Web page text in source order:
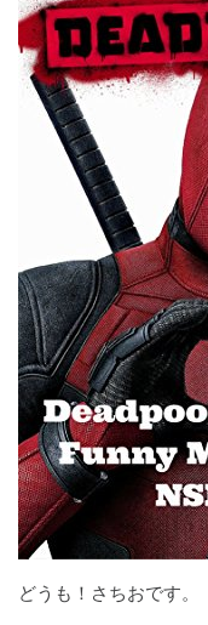
どうも！さちおです。